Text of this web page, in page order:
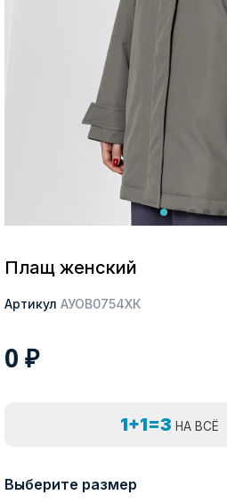
Москва
Да, все верно
Плащ женский
Артикул АУОВ0754ХК
0 ₽
1+1=3 НА ВСЁ
Выберите размер